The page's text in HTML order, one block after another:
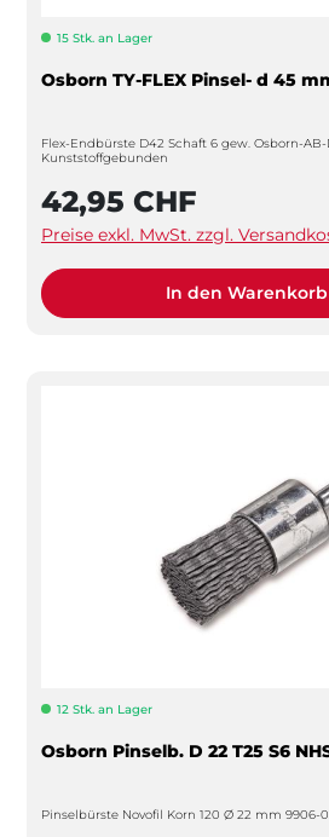
15 Stk. an Lager
Osborn TY-FLEX Pinsel- d 45
Flex-Endbürste D42 Schaft 6 gew. Osborn-
Kunststoffgebunden
42,95 CHF
Preise exkl. MwSt. zzgl.
In den Warenkorb
12 Stk. an Lager
Osborn Pinselb. D 22 T25 S6
Pinselbürste Novofil Korn 120 Ø 22 mm 9906-